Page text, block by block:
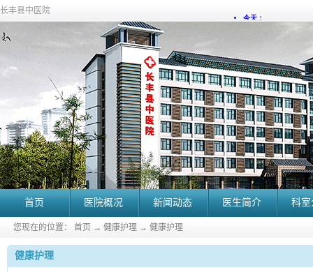
长丰县中医院
首页 医院概况 新闻动态 医生简介 科
您现在的位置： 首页 → 健康护理 → 健康护理
健康护理